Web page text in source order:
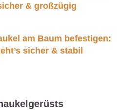
& großzügig
am Baum befestigen:
sicher & stabil